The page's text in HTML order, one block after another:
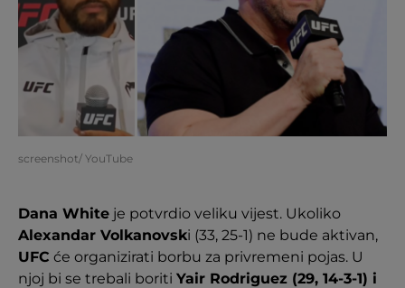
screenshot/ YouTube
Dana White je potvrdio veliku vijest. Ukoliko
Alexandar Volkanovski (33, 25-1) ne bude aktivan,
UFC će organizirati borbu za privremeni pojas. U
njoj bi se trebali boriti Yair Rodriguez (29, 14-3-1) i